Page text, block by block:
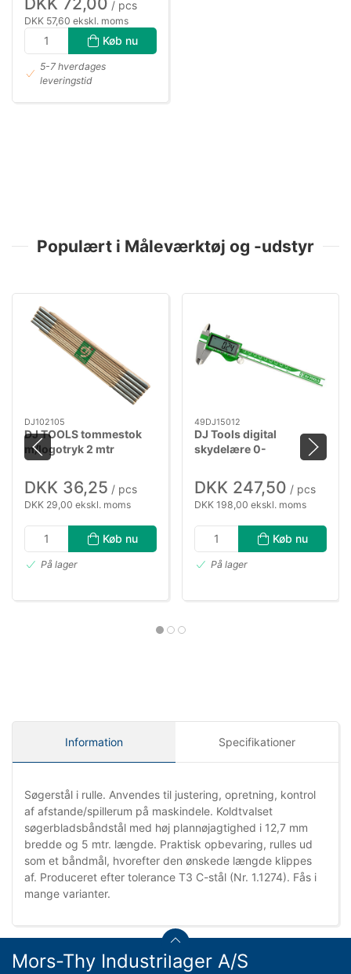
/ pcs
DKK 57,60 ekskl. moms
Køb nu
5-7 hverdages
leveringstid
Populært i Måleværktøj og -udstyr
DJ102105
DJ TOOLS tommestok
m/logotryk 2 mtr
DKK 36,25 / pcs
DKK 29,00 ekskl. moms
Køb nu
På lager
49DJ15012
DJ Tools digital
skydelære 0-
150×0,01mm, 12mm tal
DKK 247,50 / pcs
DKK 198,00 ekskl. moms
Køb nu
På lager
Information Specifikationer
Søgerstål i rulle. Anvendes til justering, opretning, kontrol
af afstande/spillerum på maskindele. Koldtvalset
søgerbladsbåndstål med høj plannøjagtighed i 12,7 mm
bredde og 5 mtr. længde. Praktisk opbevaring, rulles ud
som et båndmål, hvorefter den ønskede længde klippes
af. Produceret efter tolerance T3 C-stål (Nr. 1.1274). Fås i
mange varianter.
Mors-Thy Industrilager A/S